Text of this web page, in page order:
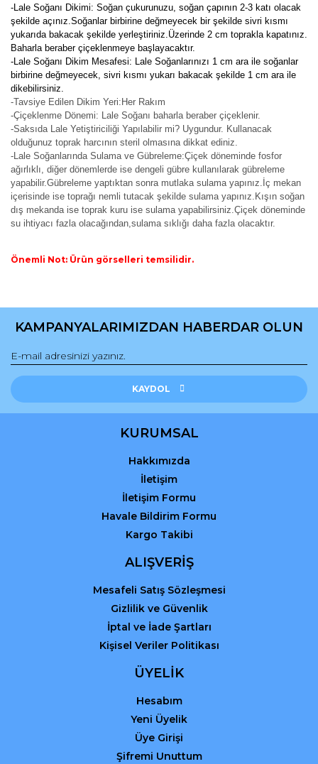
-Lale Soğanı Dikimi: Soğan çukurunuzu, soğan çapının 2-3 katı olacak
şekilde açınız.Soğanlar birbirine değmeyecek bir şekilde sivri kısmı
yukarıda bakacak şekilde yerleştiriniz.Üzerinde 2 cm toprakla kapatınız.
Baharla beraber çiçeklenmeye başlayacaktır.
-Lale Soğanı Dikim Mesafesi: Lale Soğanlarınızı 1 cm ara ile soğanlar
birbirine değmeyecek, sivri kısmı yukarı bakacak şekilde 1 cm ara ile
dikebilirsiniz.
-Tavsiye Edilen Dikim Yeri:Her Rakım
-Çiçeklenme Dönemi: Lale Soğanı baharla beraber çiçeklenir.
-Saksıda Lale Yetiştiriciliği Yapılabilir mi? Uygundur. Kullanacak
olduğunuz toprak harcının steril olmasına dikkat ediniz.
-Lale Soğanlarında Sulama ve Gübreleme:Çiçek döneminde fosfor
ağırlıklı, diğer dönemlerde ise dengeli gübre kullanılarak gübreleme
yapabilir.Gübreleme yaptıktan sonra mutlaka sulama yapınız.İç mekan
içerisinde ise toprağı nemli tutacak şekilde sulama yapınız.Kışın soğan
dış mekanda ise toprak kuru ise sulama yapabilirsiniz.Çiçek döneminde
su ihtiyacı fazla olacağından,sulama sıklığı daha fazla olacaktır.
Önemli Not: Ürün görselleri temsilidir.
konularda yetersiz gördüğünüz noktaları öneri formunu
Görüş ve önerileriniz için teşekkür ederiz.
Ürün resmi kalitesiz, bozuk veya görüntülenemiyor.
Ürün açıklamasında eksik bilgiler bulunuyor.
Ürün fiyatı diğer sitelerden daha pahalı.
Gönder
KAMPANYALARIMIZDAN HABERDAR OLUN
KAYDOL
KURUMSAL
Hakkımızda
İletişim
İletişim Formu
Havale Bildirim Formu
Kargo Takibi
ALIŞVERİŞ
Mesafeli Satış Sözleşmesi
Gizlilik ve Güvenlik
İptal ve İade Şartları
Kişisel Veriler Politikası
ÜYELİK
Hesabım
Yeni Üyelik
Üye Girişi
Şifremi Unuttum